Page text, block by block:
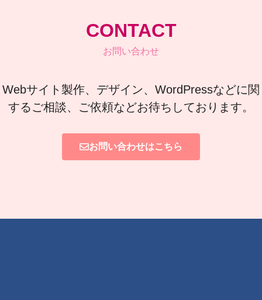
CONTACT
お問い合わせ
Webサイト製作、デザイン、WordPressなどに関
するご相談、ご依頼などお待ちしております。
お問い合わせはこちら